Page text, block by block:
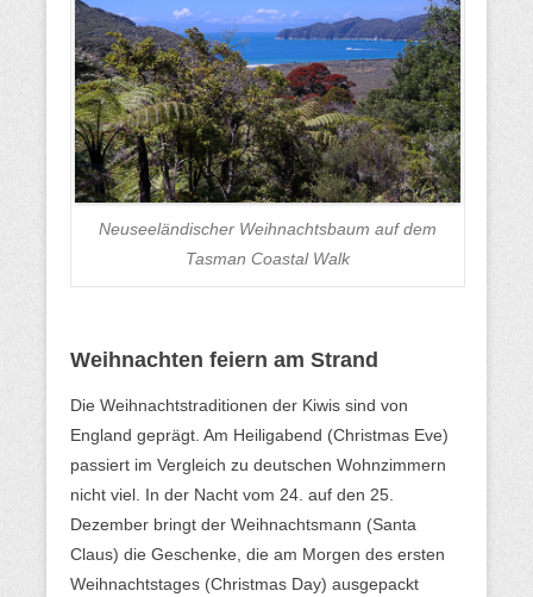
Neuseeländischer Weihnachtsbaum auf dem
Tasman Coastal Walk
Weihnachten feiern am Strand
Die Weihnachtstraditionen der Kiwis sind von
England geprägt. Am Heiligabend (Christmas Eve)
passiert im Vergleich zu deutschen Wohnzimmern
nicht viel. In der Nacht vom 24. auf den 25.
Dezember bringt der Weihnachtsmann (Santa
Claus) die Geschenke, die am Morgen des ersten
Weihnachtstages (Christmas Day) ausgepackt